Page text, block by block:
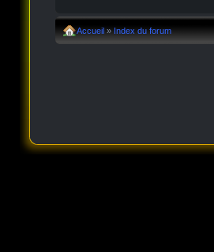
Accueil » Index du forum